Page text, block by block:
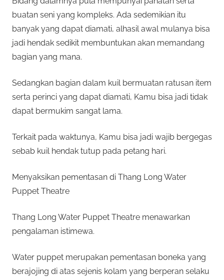
buatan seni yang kompleks. Ada sedemikian itu
banyak yang dapat diamati, alhasil awal mulanya bisa
jadi hendak sedikit membuntukan akan memandang
bagian yang mana.
Sedangkan bagian dalam kuil bermuatan ratusan item
serta perinci yang dapat diamati, Kamu bisa jadi tidak
dapat bermukim sangat lama.
Terkait pada waktunya, Kamu bisa jadi wajib bergegas
sebab kuil hendak tutup pada petang hari.
Menyaksikan pementasan di Thang Long Water
Puppet Theatre
Thang Long Water Puppet Theatre menawarkan
pengalaman istimewa.
Water puppet merupakan pementasan boneka yang
berajojing di atas sejenis kolam yang berperan selaku